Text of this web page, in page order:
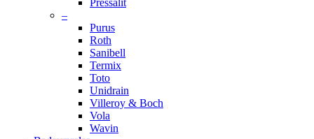
Pressalit
–
Purus
Roth
Sanibell
Termix
Toto
Unidrain
Villeroy & Boch
Vola
Wavin